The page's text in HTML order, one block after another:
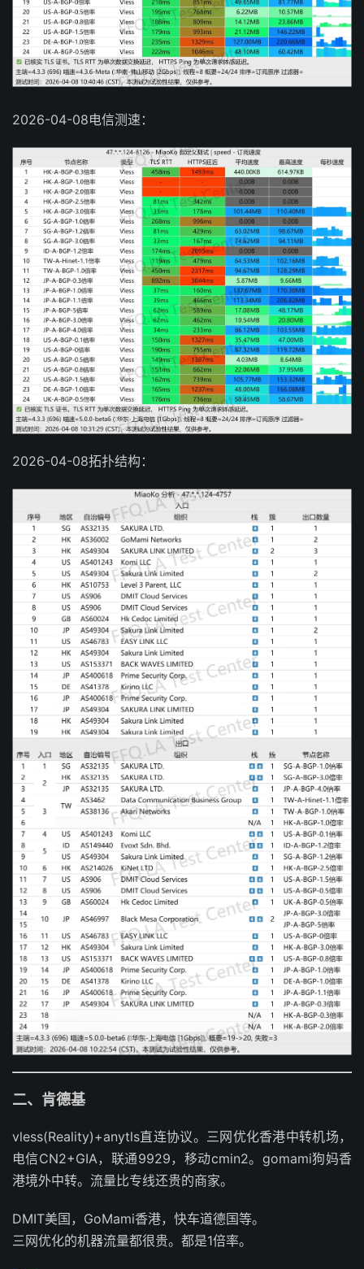
2026-04-08电信测速：
2026-04-08拓扑结构：
二、肯德基
vless(Reality)+anytls直连协议。三网优化香港中转机场，
电信CN2+GIA，联通9929，移动cmin2。gomami狗妈香
港境外中转。流量比专线还贵的商家。
DMIT美国，GoMami香港，快车道德国等。
三网优化的机器流量都很贵。都是1倍率。